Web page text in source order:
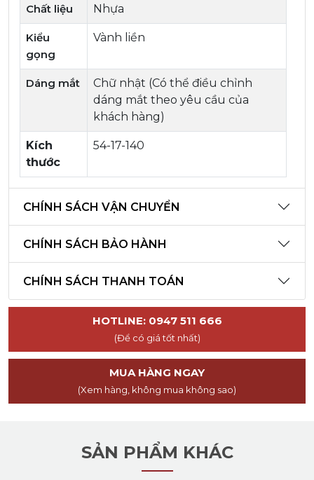
Chất liệu Nhựa
Kiểu
gọng
Vành liền
Dáng mắt
Chữ nhật (Có thể điều chỉnh
dáng mắt theo yêu cầu của
khách hàng)
Kích
thước
54-17-140
CHÍNH SÁCH VẬN CHUYỂN
CHÍNH SÁCH BẢO HÀNH
CHÍNH SÁCH THANH TOÁN
HOTLINE: 0947 511 666
(Để có giá tốt nhất)
MUA HÀNG NGAY
(Xem hàng, không mua không sao)
SẢN PHẨM KHÁC